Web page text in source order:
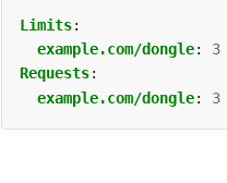
Limits:
example.com/dongle:
3
Requests:
example.com/dongle: 3